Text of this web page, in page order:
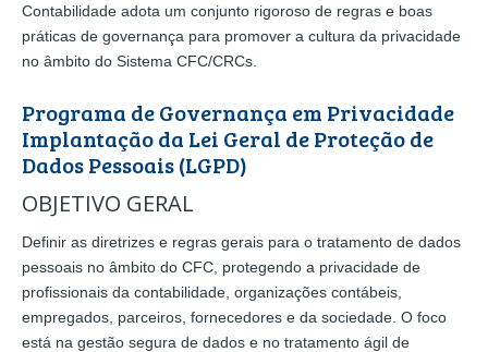
Contabilidade adota um conjunto rigoroso de regras e boas
práticas de governança para promover a cultura da privacidade
no âmbito do Sistema CFC/CRCs.
Programa de Governança em Privacidade
Implantação da Lei Geral de Proteção de
Dados Pessoais (LGPD)
OBJETIVO GERAL
Definir as diretrizes e regras gerais para o tratamento de dados
pessoais no âmbito do CFC, protegendo a privacidade de
profissionais da contabilidade, organizações contábeis,
empregados, parceiros, fornecedores e da sociedade. O foco
está na gestão segura de dados e no tratamento ágil de